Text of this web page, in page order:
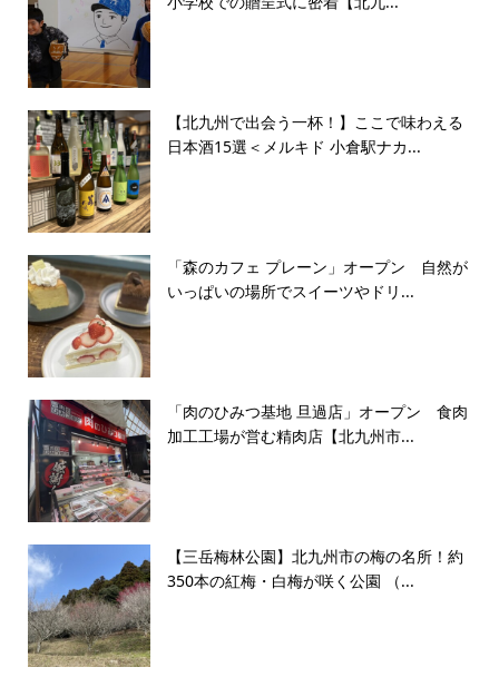
【北九州で出会う一杯！】ここで味わえる
日本酒15選＜メルキド 小倉駅ナカ...
「森のカフェ プレーン」オープン 自然が
いっぱいの場所でスイーツやドリ...
「肉のひみつ基地 旦過店」オープン 食肉
加工工場が営む精肉店【北九州市...
【三岳梅林公園】北九州市の梅の名所！約
350本の紅梅・白梅が咲く公園 （...